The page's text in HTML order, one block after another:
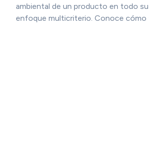
ambiental de un producto en todo
enfoque multicriterio. Conoce cómo